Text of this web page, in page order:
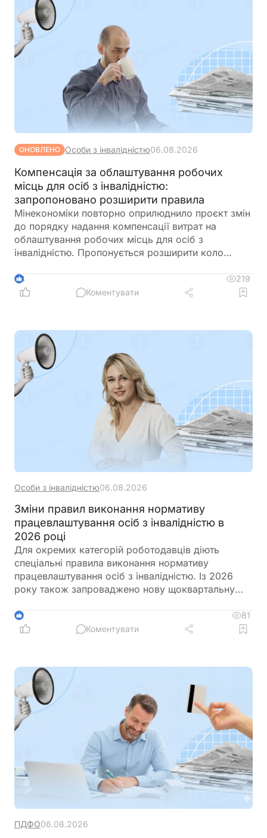
ОНОВЛЕНО Особи з інвалідністю06.08.2026
Компенсація за облаштування робочих
місць для осіб з інвалідністю:
запропоновано розширити правила
Мінекономіки повторно оприлюднило проєкт змін
до порядку надання компенсації витрат на
облаштування робочих місць для осіб з
інвалідністю. Пропонується розширити коло
ветеранів з інвалідністю, уточнити вимоги до
документів та умов оплати праці, а також
4
219
Коментувати
Особи з інвалідністю06.08.2026
Зміни правил виконання нормативу
працевлаштування осіб з інвалідністю в
2026 році
Для окремих категорій роботодавців діють
спеціальні правила виконання нормативу
працевлаштування осіб з інвалідністю. Із 2026
року також запроваджено нову щоквартальну
внеску у разі невиконання нормативу
1
81
Коментувати
ПДФО06.08.2026